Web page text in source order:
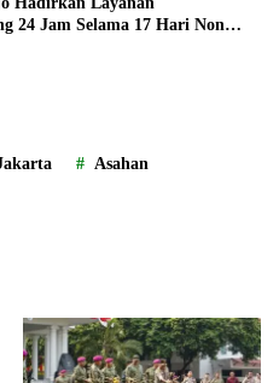
24 Jam Selama 17 Hari Non
Asahan